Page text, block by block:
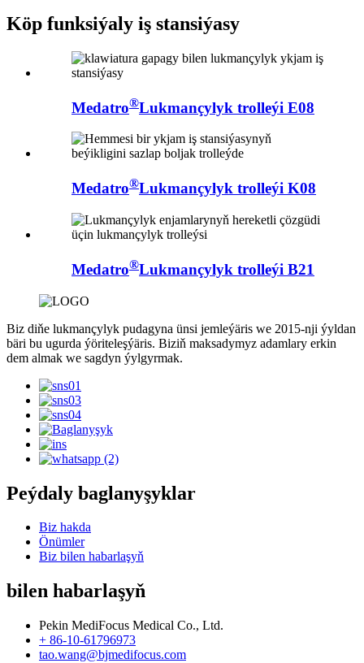
Köp funksiýaly iş stansiýasy
Medatro®Lukmançylyk trolleýi E08
Medatro®Lukmançylyk trolleýi K08
Medatro®Lukmançylyk trolleýi B21
Biz diňe lukmançylyk pudagyna ünsi jemleýäris we 2015-nji ýyldan
bäri bu ugurda ýöriteleşýäris. Biziň maksadymyz adamlary erkin
dem almak we sagdyn ýylgyrmak.
Peýdaly baglanyşyklar
Biz hakda
Önümler
Biz bilen habarlaşyň
bilen habarlaşyň
Pekin MediFocus Medical Co., Ltd.
+ 86-10-61796973
tao.wang@bjmedifocus.com